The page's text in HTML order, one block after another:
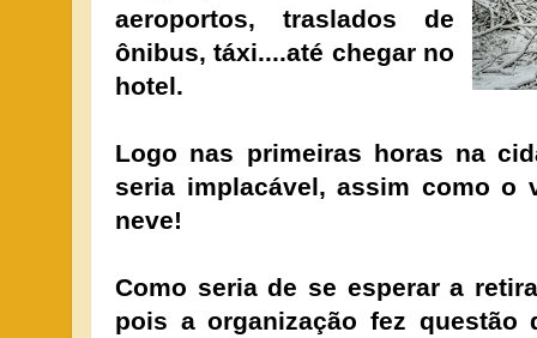
aeroportos, traslados de
ônibus, táxi....até chegar no
hotel.
Logo nas primeiras horas na
seria implacável, assim como o
neve!
Como seria de se esperar a
pois a organização fez